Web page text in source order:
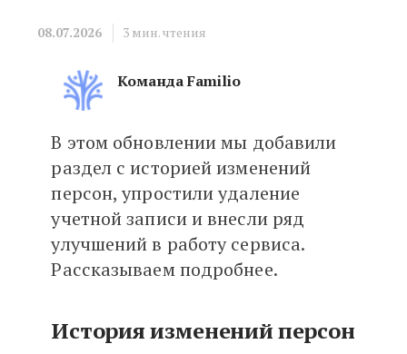
08.07.2026 3 мин. чтения
Команда Familio
Обновление на Familio:
В этом обновлении мы добавили
раздел с историей изменений
персон, упростили удаление
учетной записи и внесли ряд
улучшений в работу сервиса.
Рассказываем подробнее.
История изменений персон